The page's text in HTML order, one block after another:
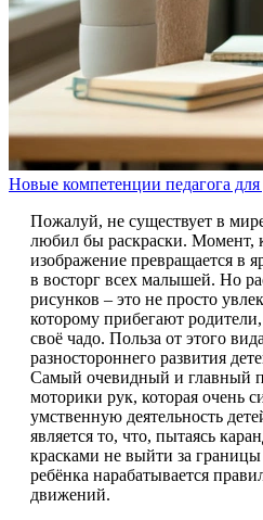
Новые компетенции педагога
Пожалуй, не существует в
любил бы раскраски. Момент,
изображение превращается в
в восторг всех малышей. Но
рисунков – это не просто
которому прибегают
своё чадо. Польза от этого
разностороннего развития
Самый очевидный и главный
моторики рук, которая очень
умственную деятельность
является то, что, пытаясь
красками не выйти за
ребёнка нарабатывается
движений.